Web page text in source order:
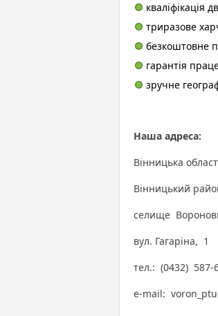
кваліфікація
триразове
безкоштовне
гарантія
зручне
Наша адреса:
Вінницька
Вінницький
селище
вул. Гагаріна, 1
тел.: (0432) 587-
е-mail: